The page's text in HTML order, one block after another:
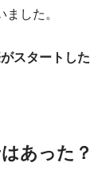
ました。
スタートした
あった？